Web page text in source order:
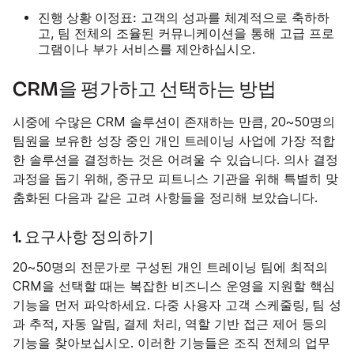
진행 상황 이정표: 고객의 성과를 체계적으로 축하하
고, 팀 전체의 조율된 커뮤니케이션을 통해 고급 프로
그램이나 부가 서비스를 제안하십시오.
CRM을 평가하고 선택하는 방법
시중에 수많은 CRM 솔루션이 존재하는 만큼, 20~50명의
팀원을 보유한 성장 중인 개인 트레이닝 사업에 가장 적합
한 솔루션을 결정하는 것은 어려울 수 있습니다. 의사 결정
과정을 돕기 위해, 중규모 피트니스 기관을 위해 특별히 맞
춤화된 다음과 같은 고려 사항들을 정리해 보았습니다.
1. 요구사항 정의하기
20~50명의 전문가로 구성된 개인 트레이닝 팀에 최적의
CRM을 선택할 때는 복잡한 비즈니스 운영을 지원할 핵심
기능을 먼저 파악하세요. 다중 사용자 고객 스케줄링, 팀 성
과 추적, 자동 알림, 결제 처리, 역할 기반 접근 제어 등의
기능을 찾아보십시오. 이러한 기능들은 조직 전체의 업무